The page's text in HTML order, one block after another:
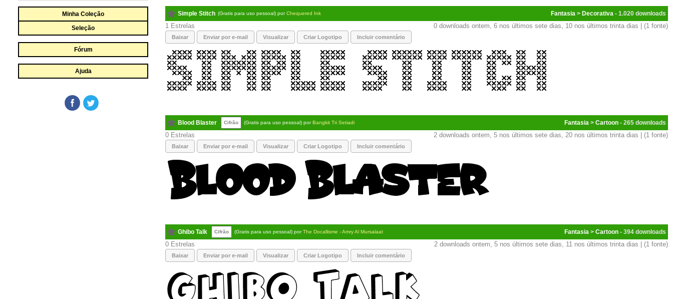
Minha Coleção
Seleção
Fórum
Ajuda
Simple Stitch (Gratis para uso pessoal) porChequered Ink Fantasia > Decorativa - 1.020
1 0 downloads ontem, 6 nos últimos sete dias, 10 nos últimos trinta dias | (1 fonte)
Baixar Enviar por e-mail Visualizar Criar Logotipo Incluir comentário
Blood Blaster Cifrão (Gratis para uso pessoal) porBangkit Tri Setiadi Fantasia > Cartoon - 265
0 2 downloads ontem, 5 nos últimos sete dias, 20 nos últimos trinta dias | (1 fonte)
Baixar Enviar por e-mail Visualizar Criar Logotipo Incluir comentário
Ghibo Talk Cifrão (Gratis para uso pessoal) porThe Docallisme - Amry Al Mursalaat Fantasia > Cartoon - 394
0 2 downloads ontem, 5 nos últimos sete dias, 11 nos últimos trinta dias | (1 fonte)
Baixar Enviar por e-mail Visualizar Criar Logotipo Incluir comentário